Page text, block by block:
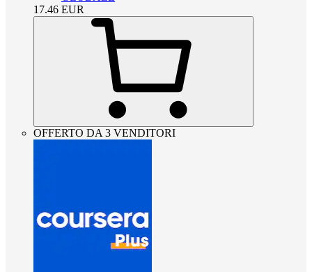
17.46 EUR
OFFERTO DA 3 VENDITORI